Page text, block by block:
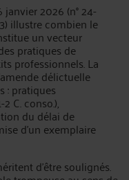
2026 (n° 24-
illustre combien le
un vecteur
pratiques de
professionnels. La
délictuelle
: pratiques
C. conso.),
du délai de
d’un exemplaire
d’être soulignés.